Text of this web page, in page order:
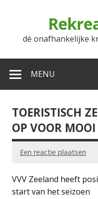
dé onafhankelijke
MENU
TOERISTISCH
OP VOOR
Een reactie plaatsen
VVV Zeeland heeft
start van het seizoen